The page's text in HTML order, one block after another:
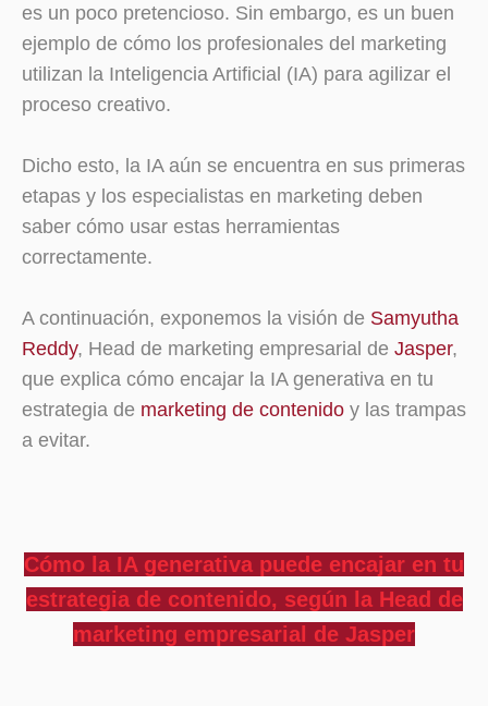
es un poco pretencioso. Sin embargo, es un buen
ejemplo de cómo los profesionales del marketing
utilizan la Inteligencia Artificial (IA) para agilizar el
proceso creativo.
Dicho esto, la IA aún se encuentra en sus primeras
etapas y los especialistas en marketing deben
saber cómo usar estas herramientas
correctamente.
A continuación, exponemos la visión de Samyutha
Reddy, Head de marketing empresarial de Jasper,
que explica cómo encajar la IA generativa en tu
estrategia de marketing de contenido y las trampas
a evitar.
Cómo la IA generativa puede encajar en tu
estrategia de contenido, según la Head de
marketing empresarial de Jasper